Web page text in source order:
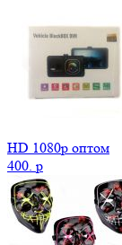
HD 1080p оптом
400. p